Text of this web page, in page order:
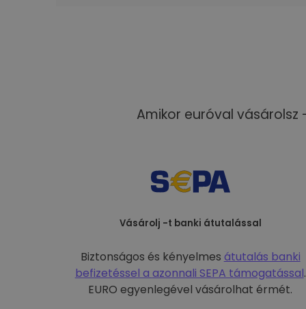
Amikor euróval
Vásárolj -t banki átutalással
Biztonságos és kényelmes átutalás banki
befizetéssel a azonnali SEPA támogatással.
EURO egyenlegével vásárolhat érmét.